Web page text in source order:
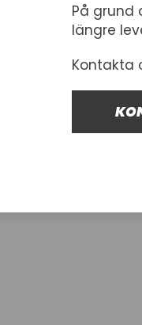
På grund
längre
Kontakta